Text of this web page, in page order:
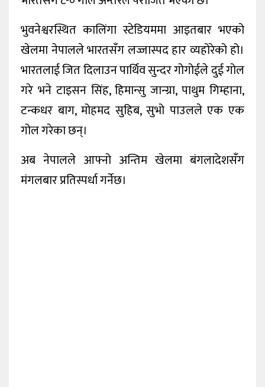
भुवनेश्वरस्थित कालिंगा स्टेडियममा आइतबार भएको
खेलमा नेपालले भारतसँग लज्जास्पद हार व्यहोरेको हो।
भारतलाई जित दिलाउन पार्थिव सुन्दर गोगोईले दुई गोल
गरे भने टाइसन सिंह, हिमान्सु जान्ग्रा, पाथुम गिम्हाना,
टन्कधर बाग, मोहमद सुहिब, सुभो पाउलले एक एक
गोल गरेका छन्।
अब नेपालले आफ्नो अन्तिम खेलमा बंगलादेशसँग
मंगलबार प्रतिस्पर्धा गर्नेछ।